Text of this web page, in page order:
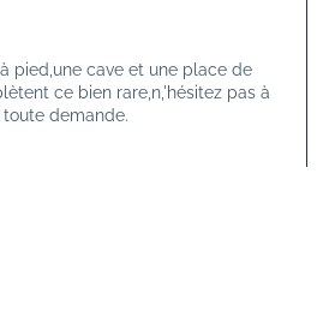
pied,une cave et une place de
ce bien rare,n,'hésitez pas à
demande.